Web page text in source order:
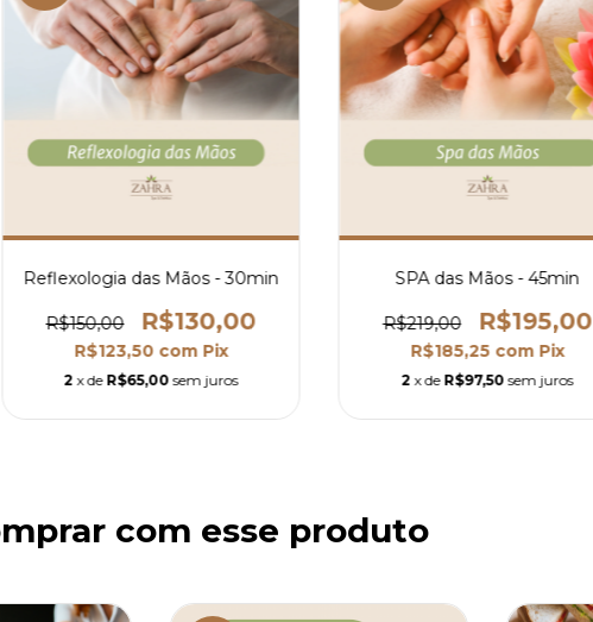
Reflexologia das Mãos - 30min
R$150,00 R$130,00
R$123,50 com Pix
2 x de R$65,00 sem juros
SPA das Mãos - 45min
R$219,00 R$195,00
R$185,25 com Pix
2 x de R$97,50 sem juros
com esse produto